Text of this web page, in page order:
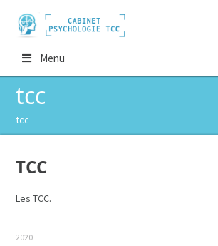
Menu
tcc
tcc
TCC
Les TCC.
2020